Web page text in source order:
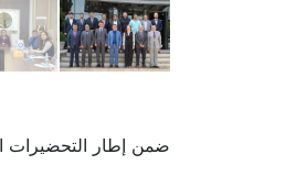
ضمن إطار التحضيرات